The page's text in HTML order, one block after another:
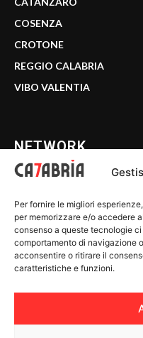
Per fornire le migliori
per memorizzare e/o accedere
consenso a queste tecnologie
comportamento di navigazione
acconsentire o ritirare il
caratteristiche e funzioni.
COSENZA
CROTONE
REGGIO CALABRIA
VIBO VALENTIA
NETWORK
WE CALABRIA
C7 PLAY
MIX ZONE